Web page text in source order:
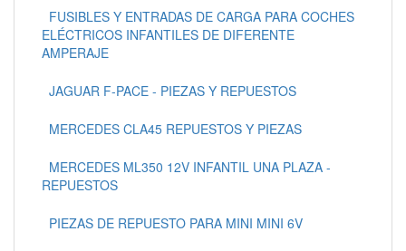
FUSIBLES Y ENTRADAS DE CARGA PARA COCHES
ELÉCTRICOS INFANTILES DE DIFERENTE
AMPERAJE
JAGUAR F-PACE - PIEZAS Y REPUESTOS
MERCEDES CLA45 REPUESTOS Y PIEZAS
MERCEDES ML350 12V INFANTIL UNA PLAZA -
REPUESTOS
PIEZAS DE REPUESTO PARA MINI MINI 6V